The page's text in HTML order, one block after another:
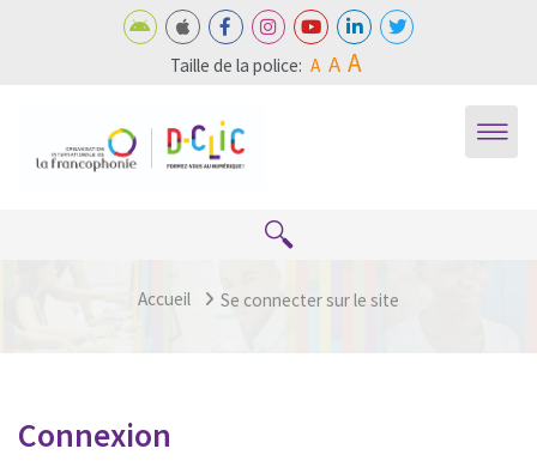
Passer au contenu principal
Taille de la police: A A A
Accueil Se connecter sur le site
Connexion